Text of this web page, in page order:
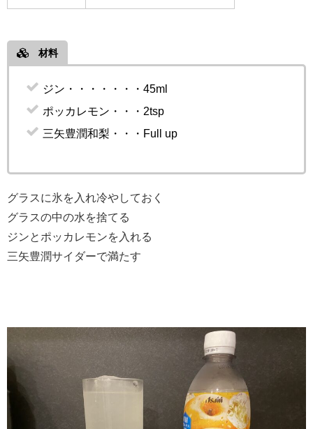
材料
ジン・・・・・・・45ml
ポッカレモン・・・2tsp
三矢豊潤和梨・・・Full up
グラスに氷を入れ冷やしておく
グラスの中の水を捨てる
ジンとポッカレモンを入れる
三矢豊潤サイダーで満たす